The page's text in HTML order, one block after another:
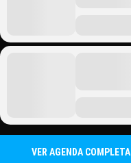
VER AGENDA COMPLETA